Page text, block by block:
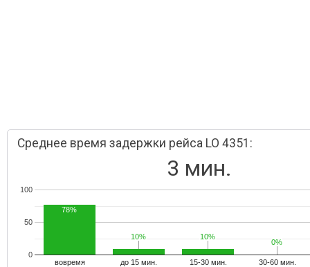
Среднее время задержки рейса LO 4351:
3 мин.
вовремя до 15 мин. 15-30 мин. 30-60 мин.
0
50
100
78%
10%
10% 10%
10%
0%
0%